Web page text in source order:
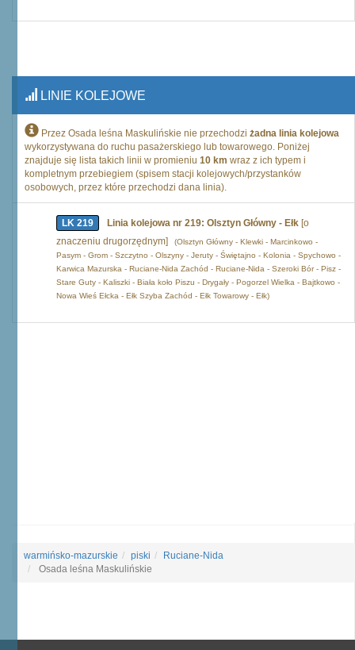
LINIE KOLEJOWE
Przez Osada leśna Maskulińskie nie przechodzi żadna linia kolejowa
wykorzystywana do ruchu pasażerskiego lub towarowego. Poniżej
znajduje się lista takich linii w promieniu 10 km wraz z ich typem i
kompletnym przebiegiem (spisem stacji kolejowych/przystanków
osobowych, przez które przechodzi dana linia).
LK 219 Linia kolejowa nr 219: Olsztyn Główny - Ełk [o
znaczeniu drugorzędnym]
(Olsztyn Główny - Klewki - Marcinkowo -
Pasym - Grom - Szczytno - Olszyny - Jeruty - Świętajno - Kolonia - Spychowo -
Karwica Mazurska - Ruciane-Nida Zachód - Ruciane-Nida - Szeroki Bór - Pisz -
Stare Guty - Kaliszki - Biała koło Piszu - Drygały - Pogorzel Wielka - Bajtkowo -
Nowa Wieś Ełcka - Ełk Szyba Zachód - Ełk Towarowy - Ełk)
warmińsko-mazurskie piski
Ruciane-Nida
Osada leśna Maskulińskie